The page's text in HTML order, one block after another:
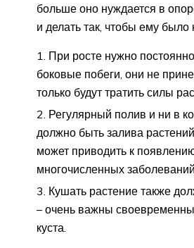
больше оно нуждается в
и делать так, чтобы ему было
При росте нужно
боковые побеги, они не
только будут тратить силы
Регулярный полив и ни в
должно быть залива
может приводить к
многочисленных заболеваний.
Кушать растение также
– очень важны
куста.